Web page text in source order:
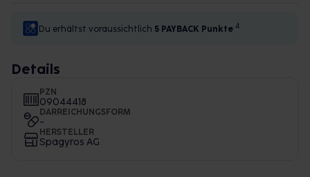
Du erhältst voraussichtlich 5 PAYBACK Punkte 4
Details
PZN
09044418
DARREICHUNGSFORM
-
HERSTELLER
Spagyros AG